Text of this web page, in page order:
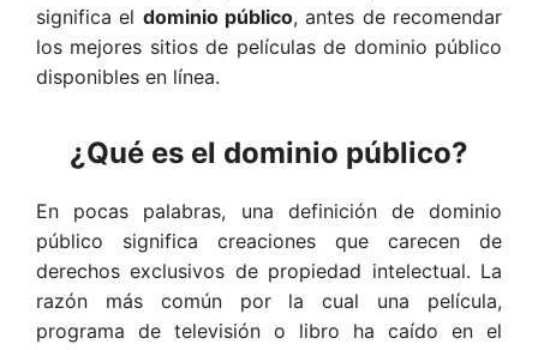
significa el dominio público, antes de recomendar
los mejores sitios de películas de dominio público
disponibles en línea.
¿Qué es el dominio público?
En pocas palabras, una definición de dominio
público significa creaciones que carecen de
derechos exclusivos de propiedad intelectual. La
razón más común por la cual una película,
programa de televisión o libro ha caído en el